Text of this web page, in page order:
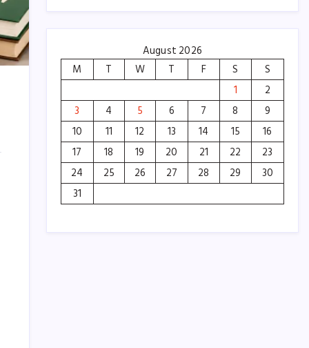
August 2026
M
T W T F S
S
1
2
3
4 5 6 7 8
9
10
11 12 13 14 15
16
17
18 19 20 21 22
23
24
25 26 27 28 29
30
31